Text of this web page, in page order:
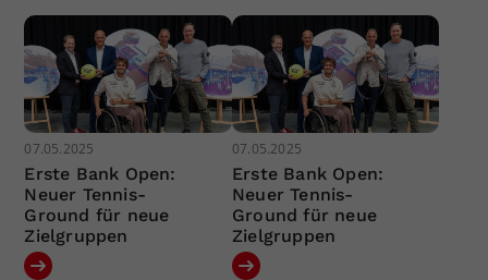
07.05.2025
Erste Bank Open:
Neuer Tennis-
Ground für neue
Zielgruppen
07.05.2025
Erste Bank Open:
Neuer Tennis-
Ground für neue
Zielgruppen